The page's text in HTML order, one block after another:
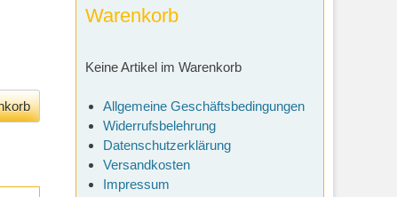
Warenkorb
Keine Artikel im Warenkorb
Allgemeine Geschäftsbedingungen
Widerrufsbelehrung
Datenschutzerklärung
Versandkosten
Impressum